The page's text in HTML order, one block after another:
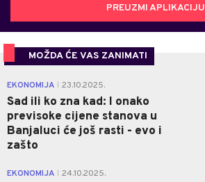
PREUZMI APLIKACIJU
MOŽDA ĆE VAS ZANIMATI
EKONOMIJA 23.10.2025.
Sad ili ko zna kad: I onako
previsoke cijene stanova u
Banjaluci će još rasti - evo i
zašto
EKONOMIJA 24.10.2025.